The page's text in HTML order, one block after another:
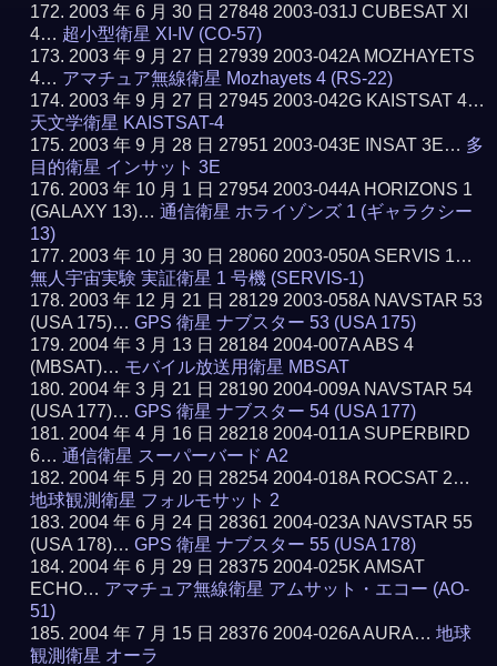
2003 年 6 月 30 日 27848 2003-031J CUBESAT XI
4… 超小型衛星 XI-IV (CO-57)
2003 年 9 月 27 日 27939 2003-042A MOZHAYETS
4… アマチュア無線衛星 Mozhayets 4 (RS-22)
2003 年 9 月 27 日 27945 2003-042G KAISTSAT 4…
天文学衛星 KAISTSAT-4
2003 年 9 月 28 日 27951 2003-043E INSAT 3E… 多
目的衛星 インサット 3E
2003 年 10 月 1 日 27954 2003-044A HORIZONS 1
(GALAXY 13)…通信衛星 ホライゾンズ 1 (ギャラクシー
13)
2003 年 10 月 30 日 28060 2003-050A SERVIS 1…
無人宇宙実験 実証衛星 1 号機 (SERVIS-1)
2003 年 12 月 21 日 28129 2003-058A NAVSTAR 53
(USA 175)…GPS 衛星 ナブスター 53 (USA 175)
2004 年 3 月 13 日 28184 2004-007A ABS 4
(MBSAT)… モバイル放送用衛星 MBSAT
2004 年 3 月 21 日 28190 2004-009A NAVSTAR 54
(USA 177)…GPS 衛星 ナブスター 54 (USA 177)
2004 年 4 月 16 日 28218 2004-011A SUPERBIRD
6…通信衛星 スーパーバード A2
2004 年 5 月 20 日 28254 2004-018A ROCSAT 2…
地球観測衛星 フォルモサット 2
2004 年 6 月 24 日 28361 2004-023A NAVSTAR 55
(USA 178)…GPS 衛星 ナブスター 55 (USA 178)
2004 年 6 月 29 日 28375 2004-025K AMSAT
ECHO… アマチュア無線衛星 アムサット・エコー (AO-
51)
2004 年 7 月 15 日 28376 2004-026A AURA…地球
観測衛星 オーラ